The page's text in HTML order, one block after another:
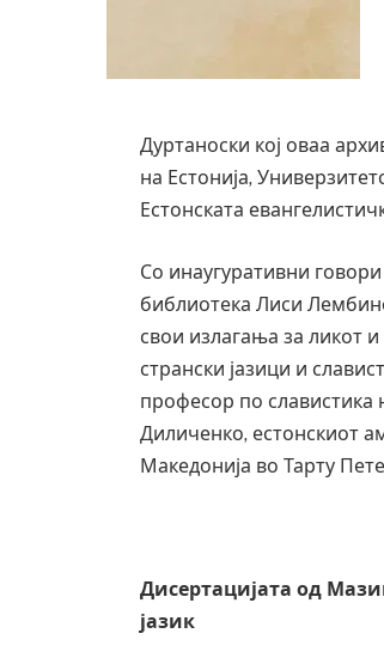
Дуртаноски кој оваа
на Естонија,
Естонската
Со инаугуративни
библиотека Лиси
свои излагања за ликот
странски јазици и
професор по славистика
Диличенко, естонскиот
Македонија во Тарту
Дисертацијата од
јазик